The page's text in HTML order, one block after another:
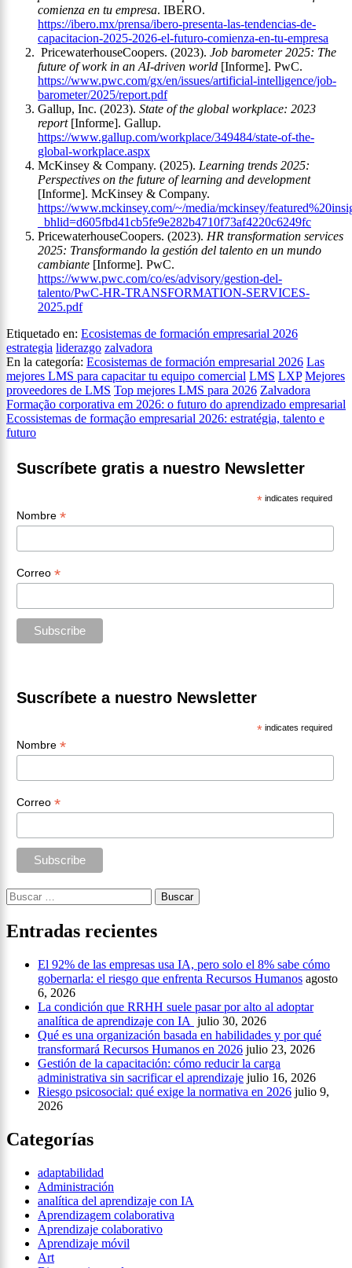
comienza en tu empresa. IBERO.
https://ibero.mx/prensa/ibero-presenta-las-tendencias-de-
capacitacion-2025-2026-el-futuro-comienza-en-tu-empresa
PricewaterhouseCoopers. (2023). Job barometer 2025: The
future of work in an AI-driven world [Informe]. PwC.
https://www.pwc.com/gx/en/issues/artificial-intelligence/job-
barometer/2025/report.pdf
Gallup, Inc. (2023). State of the global workplace: 2023
report[Informe]. Gallup.
https://www.gallup.com/workplace/349484/state-of-the-
global-workplace.aspx
McKinsey & Company. (2025). Learning trends 2025:
Perspectives on the future of learning and development
[Informe]. McKinsey & Company.
https://www.mckinsey.com/~/media/mckinsey/
_bhlid=d605fbd41cb5fe9e282b4710f73af4220c6249fc
PricewaterhouseCoopers. (2023). HR transformation services
2025: Transformando la gestión del talento en un mundo
cambiante [Informe]. PwC.
https://www.pwc.com/co/es/advisory/gestion-del-
talento/PwC-HR-TRANSFORMATION-SERVICES-
2025.pdf
Etiquetado en: Ecosistemas de formación empresarial 2026
estrategia liderazgo zalvadora
En la categoría: Ecosistemas de formación empresarial 2026 Las
mejores LMS para capacitar tu equipo comercial LMS LXP Mejores
proveedores de LMS Top mejores LMS para 2026 Zalvadora
Navegación
de
Formação corporativa em 2026: o futuro do aprendizado empresarial
Ecossistemas de formação empresarial 2026: estratégia, talento e
futuro
Suscríbete gratis a nuestro Newsletter
* indicates required
Nombre *
Correo *
Suscríbete a nuestro Newsletter
* indicates required
Nombre *
Correo *
Buscar:
Entradas recientes
El 92% de las empresas usa IA, pero solo el 8% sabe cómo
gobernarla: el riesgo que enfrenta Recursos Humanos agosto
6, 2026
La condición que RRHH suele pasar por alto al adoptar
analítica de aprendizaje con IA julio 30, 2026
Qué es una organización basada en habilidades y por qué
transformará Recursos Humanos en 2026 julio 23, 2026
Gestión de la capacitación: cómo reducir la carga
administrativa sin sacrificar el aprendizaje julio 16, 2026
Riesgo psicosocial: qué exige la normativa en 2026 julio 9,
2026
Categorías
adaptabilidad
Administración
analítica del aprendizaje con IA
Aprendizagem colaborativa
Aprendizaje colaborativo
Aprendizaje móvil
Art